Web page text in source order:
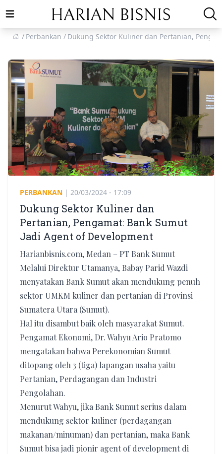
Open main menu
Perbankan
Dukung Sektor Kuliner dan Pertanian,
PERBANKAN | 20/03/2024 - 17:09
Dukung Sektor Kuliner dan
Pertanian, Pengamat: Bank Sumut
Jadi Agent of Development
Harianbisnis.com, Medan – PT Bank Sumut
Melalui Direktur Utamanya, Babay Parid Wazdi
menyatakan Bank Sumut akan mendukung penuh
sektor UMKM kuliner dan pertanian di Provinsi
Sumatera Utara (Sumut).
Hal itu disambut baik oleh masyarakat Sumut.
Pengamat Ekonomi, Dr. Wahyu Ario Pratomo
mengatakan bahwa Perekonomian Sumut
ditopang oleh 3 (tiga) lapangan usaha yaitu
Pertanian, Perdagangan dan Industri
Pengolahan.
Menurut Wahyu, jika Bank Sumut serius dalam
mendukung sektor kuliner (perdagangan
makanan/minuman) dan pertanian, maka Bank
Sumut bisa jadi pionir agent of development di